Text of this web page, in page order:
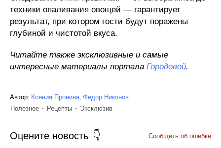
техники опаливания овощей — гарантирует
результат, при котором гости будут поражены
глубиной и чистотой вкуса.
Читайте также эксклюзивные и самые
интересные материалы портала Городовой.
Автор: Ксения Пронина Федор Никонов
Полезное
Рецепты Эксклюзив
Оцените новость Сообщить об ошибке